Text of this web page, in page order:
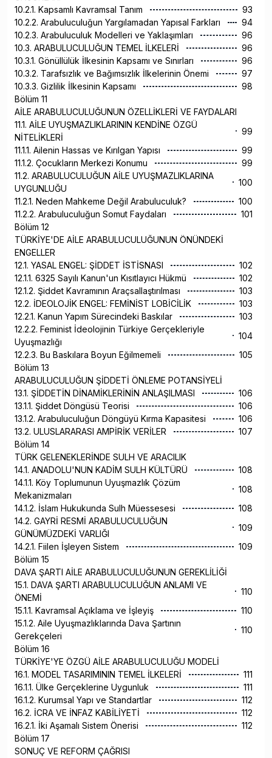
10.2.1. Kapsamlı Kavramsal Tanım
93
10.2.2. Arabuluculuğun Yargılamadan Yapısal Farkları
94
10.2.3. Arabuluculuk Modelleri ve Yaklaşımları
96
10.3. ARABULUCULUĞUN TEMEL İLKELERİ
96
10.3.1. Gönüllülük İlkesinin Kapsamı ve Sınırları
96
10.3.2. Tarafsızlık ve Bağımsızlık İlkelerinin Önemi
97
10.3.3. Gizlilik İlkesinin Kapsamı
98
Bölüm 11
AİLE ARABULUCULUĞUNUN ÖZELLİKLERİ VE FAYDALARI
11.1. AİLE UYUŞMAZLIKLARININ KENDİNE ÖZGÜ
NİTELİKLERİ
99
11.1.1. Ailenin Hassas ve Kırılgan Yapısı
99
11.1.2. Çocukların Merkezi Konumu
99
11.2. ARABULUCULUĞUN AİLE UYUŞMAZLIKLARINA
UYGUNLUĞU
100
11.2.1. Neden Mahkeme Değil Arabuluculuk?
100
11.2.2. Arabuluculuğun Somut Faydaları
101
Bölüm 12
TÜRKİYE'DE AİLE ARABULUCULUĞUNUN ÖNÜNDEKİ
ENGELLER
12.1. YASAL ENGEL: ŞİDDET İSTİSNASI
102
12.1.1. 6325 Sayılı Kanun'un Kısıtlayıcı Hükmü
102
12.1.2. Şiddet Kavramının Araçsallaştırılması
103
12.2. İDEOLOJİK ENGEL: FEMİNİST LOBİCİLİK
103
12.2.1. Kanun Yapım Sürecindeki Baskılar
103
12.2.2. Feminist İdeolojinin Türkiye Gerçekleriyle
Uyuşmazlığı
104
12.2.3. Bu Baskılara Boyun Eğilmemeli
105
Bölüm 13
ARABULUCULUĞUN ŞİDDETİ ÖNLEME POTANSİYELİ
13.1. ŞİDDETİN DİNAMİKLERİNİN ANLAŞILMASI
106
13.1.1. Şiddet Döngüsü Teorisi
106
13.1.2. Arabuluculuğun Döngüyü Kırma Kapasitesi
106
13.2. ULUSLARARASI AMPİRİK VERİLER
107
Bölüm 14
TÜRK GELENEKLERİNDE SULH VE ARACILIK
14.1. ANADOLU'NUN KADİM SULH KÜLTÜRÜ
108
14.1.1. Köy Toplumunun Uyuşmazlık Çözüm
Mekanizmaları
108
14.1.2. İslam Hukukunda Sulh Müessesesi
108
14.2. GAYRİ RESMİ ARABULUCULUĞUN
GÜNÜMÜZDEKİ VARLIĞI
109
14.2.1. Fiilen İşleyen Sistem
109
Bölüm 15
DAVA ŞARTI AİLE ARABULUCULUĞUNUN GEREKLİLİĞİ
15.1. DAVA ŞARTI ARABULUCULUĞUN ANLAMI VE
ÖNEMİ
110
15.1.1. Kavramsal Açıklama ve İşleyiş
110
15.1.2. Aile Uyuşmazlıklarında Dava Şartının
Gerekçeleri
110
Bölüm 16
TÜRKİYE'YE ÖZGÜ AİLE ARABULUCULUĞU MODELİ
16.1. MODEL TASARIMININ TEMEL İLKELERİ
111
16.1.1. Ülke Gerçeklerine Uygunluk
111
16.1.2. Kurumsal Yapı ve Standartlar
112
16.2. İCRA VE İNFAZ KABİLİYETİ
112
16.2.1. İki Aşamalı Sistem Önerisi
112
Bölüm 17
SONUÇ VE REFORM ÇAĞRISI